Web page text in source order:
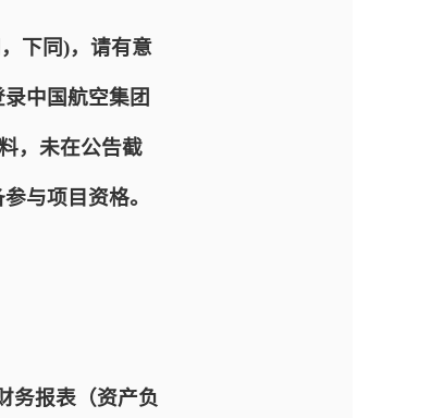
下同)，请有意
中国航空集团
，未在公告截
与项目资格。
务报表（资产负